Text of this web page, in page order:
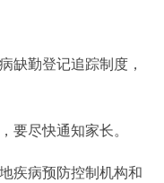
缺勤登记追踪制度，
要尽快通知家长。
疾病预防控制机构和